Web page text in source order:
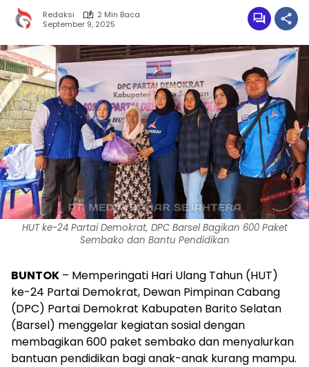
Redaksi
2 Min Baca
September 9, 2025
HUT ke-24 Partai Demokrat, DPC Barsel Bagikan 600 Paket
Sembako dan Bantu Pendidikan
BUNTOK – Memperingati Hari Ulang Tahun (HUT)
ke-24 Partai Demokrat, Dewan Pimpinan Cabang
(DPC) Partai Demokrat Kabupaten Barito Selatan
(Barsel) menggelar kegiatan sosial dengan
membagikan 600 paket sembako dan menyalurkan
bantuan pendidikan bagi anak-anak kurang mampu.